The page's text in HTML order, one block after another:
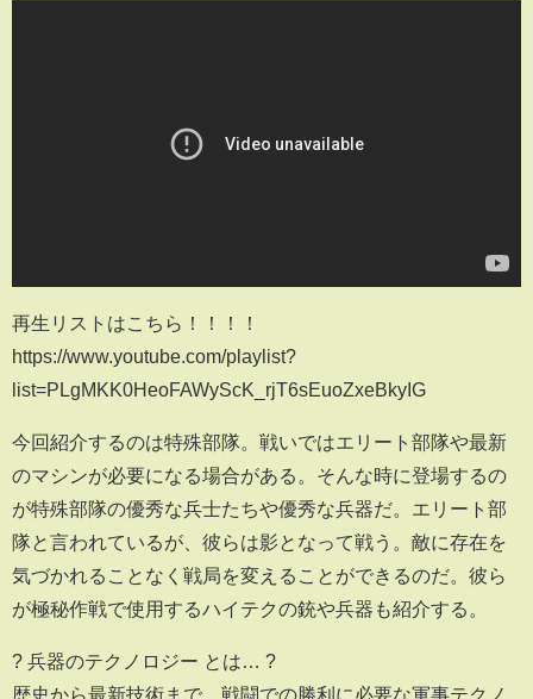
再生リストはこちら！！！！
https://www.youtube.com/playlist?
list=PLgMKK0HeoFAWyScK_rjT6sEuoZxeBkyIG
今回紹介するのは特殊部隊。戦いではエリート部隊や最新
のマシンが必要になる場合がある。そんな時に登場するの
が特殊部隊の優秀な兵士たちや優秀な兵器だ。エリート部
隊と言われているが、彼らは影となって戦う。敵に存在を
気づかれることなく戦局を変えることができるのだ。彼ら
が極秘作戦で使用するハイテクの銃や兵器も紹介する。
?️ 兵器のテクノロジー とは… ?
歴史から最新技術まで、戦闘での勝利に必要な軍事テクノ